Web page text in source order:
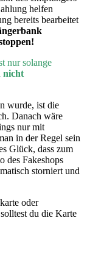
helfen
bereits bearbeitet
nur solange
nicht
wurde, ist die
Danach wäre
nur mit
in der Regel sein
Glück, dass zum
des Fakeshops
storniert und
oder
du die Karte